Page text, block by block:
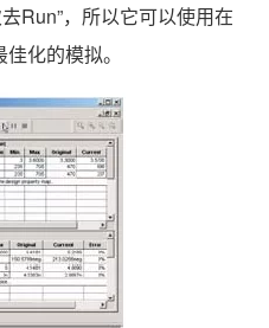
Run”，所以它可以使用在
化的模拟。